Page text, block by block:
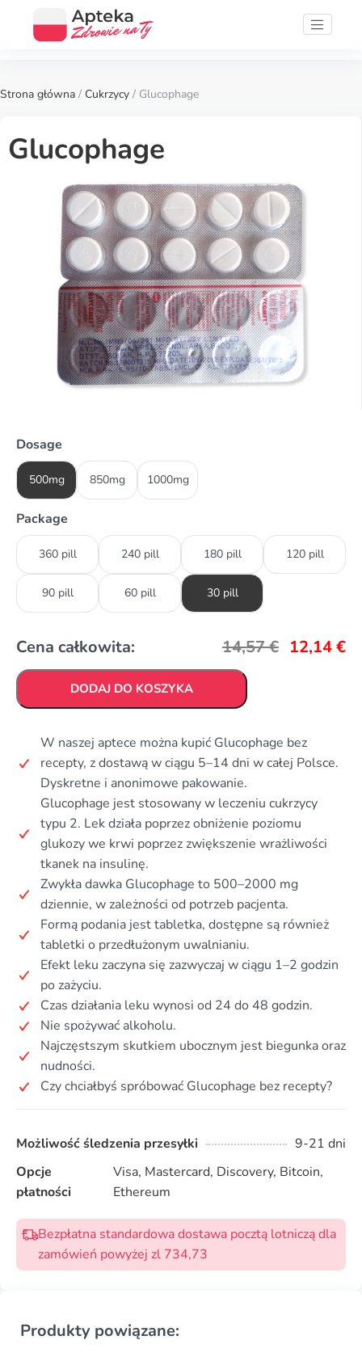
Strona główna / Cukrzycy / Glucophage
Glucophage
Dosage
500mg 850mg 1000mg
Package
360 pill 240 pill 180 pill 120 pill
90 pill 60 pill 30 pill
Cena całkowita: 14,57€ 12,14€
DODAJ DO KOSZYKA
W naszej aptece można kupić Glucophage bez
recepty, z dostawą w ciągu 5–14 dni w całej Polsce.
Dyskretne i anonimowe pakowanie.
Glucophage jest stosowany w leczeniu cukrzycy
typu 2. Lek działa poprzez obniżenie poziomu
glukozy we krwi poprzez zwiększenie wrażliwości
tkanek na insulinę.
Zwykła dawka Glucophage to 500–2000 mg
dziennie, w zależności od potrzeb pacjenta.
Formą podania jest tabletka, dostępne są również
tabletki o przedłużonym uwalnianiu.
Efekt leku zaczyna się zazwyczaj w ciągu 1–2 godzin
po zażyciu.
Czas działania leku wynosi od 24 do 48 godzin.
Nie spożywać alkoholu.
Najczęstszym skutkiem ubocznym jest biegunka oraz
nudności.
Czy chciałbyś spróbować Glucophage bez recepty?
Możliwość śledzenia przesyłki
9-21 dni
Opcje
płatności
Visa, Mastercard, Discovery, Bitcoin,
Ethereum
Bezpłatna standardowa dostawa pocztą lotniczą dla
zamówień powyżej zl 734,73
Produkty powiązane: